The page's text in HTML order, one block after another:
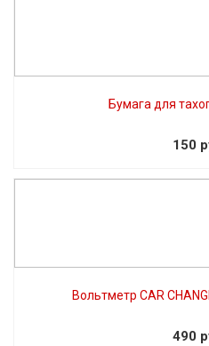
Бумага для
150
Вольтметр CAR
490